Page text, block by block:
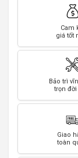
Cam
giá tốt
Bảo trì
trọn đời
Giao
toàn